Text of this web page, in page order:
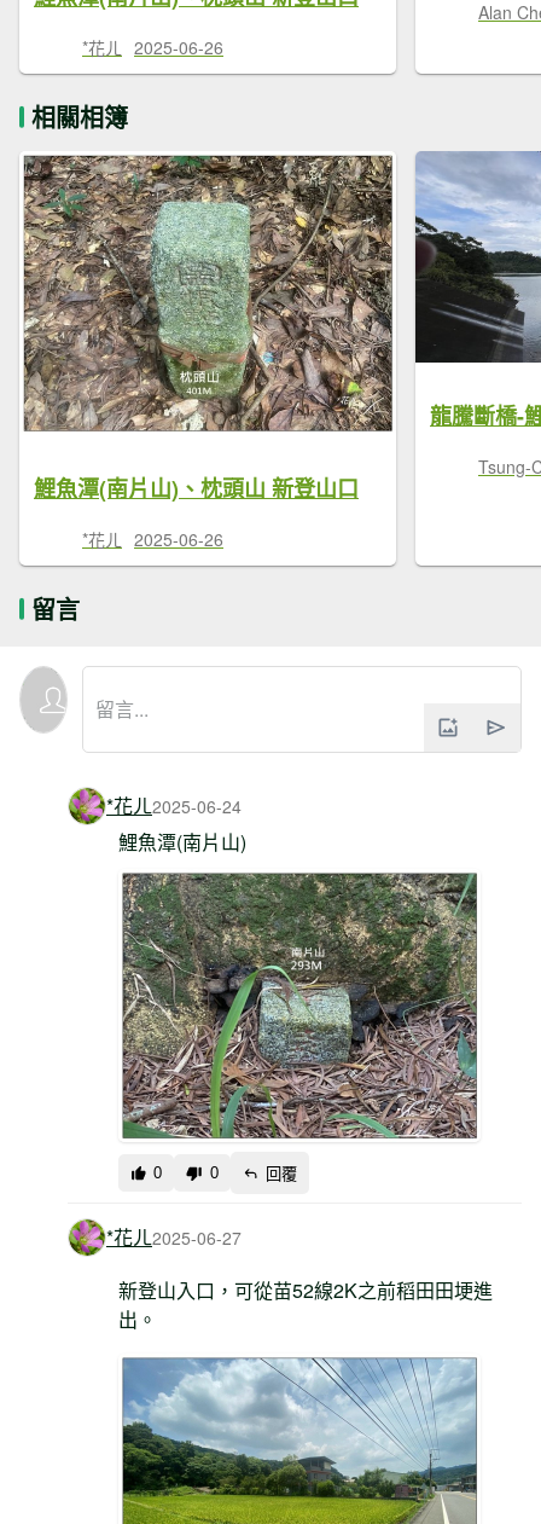
*花ㄦ 2025-06-26
Alan
相關相簿
鯉魚潭(南片山)、枕頭山 新登山口
*花ㄦ 2025-06-26
Tsung-
留言
*花ㄦ2025-06-24
鯉魚潭(南片山)
0 0 回覆
*花ㄦ2025-06-27
新登山入口，可從苗52線2K之前稻田田埂進
出。